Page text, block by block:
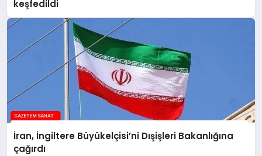
keşfedildi
İran, İngiltere Büyükelçisi’ni Dışişleri Bakanlığına
çağırdı